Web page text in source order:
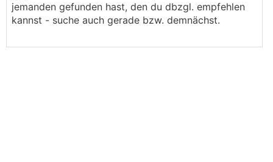
jemanden gefunden hast, den du dbzgl. empfehlen
kannst - suche auch gerade bzw. demnächst.